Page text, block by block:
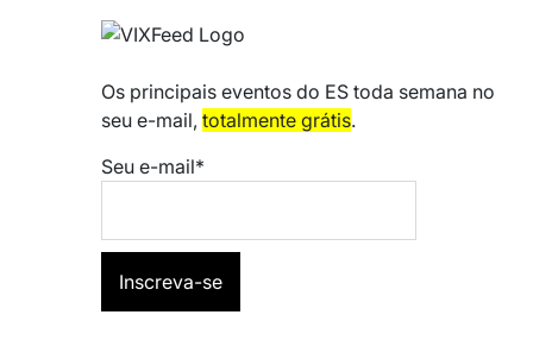
Os principais eventos do ES toda semana no
seu e-mail, totalmente grátis.
Seu e-mail*